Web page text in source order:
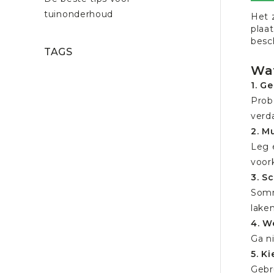
Het
1.
2.
Leg
3.
4.
Ga
5.
tuinonderhoud
TAGS